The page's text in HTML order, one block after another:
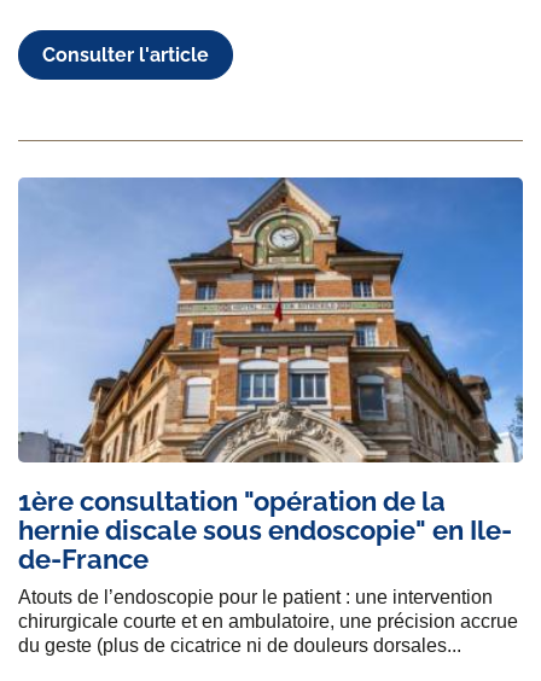
Consulter l'article
1ère consultation "opération de la
hernie discale sous endoscopie" en Ile-
de-France
Atouts de l’endoscopie pour le patient : une intervention
chirurgicale courte et en ambulatoire, une précision accrue
du geste (plus de cicatrice ni de douleurs dorsales...